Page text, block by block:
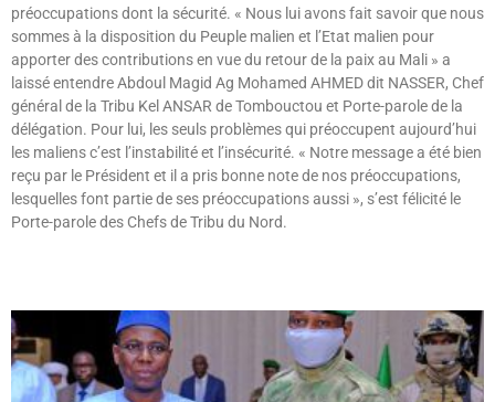
préoccupations dont la sécurité. « Nous lui avons fait savoir que nous
sommes à la disposition du Peuple malien et l’Etat malien pour
apporter des contributions en vue du retour de la paix au Mali » a
laissé entendre Abdoul Magid Ag Mohamed AHMED dit NASSER, Chef
général de la Tribu Kel ANSAR de Tombouctou et Porte-parole de la
délégation. Pour lui, les seuls problèmes qui préoccupent aujourd’hui
les maliens c’est l’instabilité et l’insécurité. « Notre message a été bien
reçu par le Président et il a pris bonne note de nos préoccupations,
lesquelles font partie de ses préoccupations aussi », s’est félicité le
Porte-parole des Chefs de Tribu du Nord.